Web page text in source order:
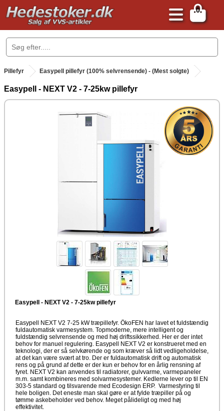
0
.
Pillefyr Easypell pillefyr (100% selvrensende) - (Mest solgte)
Easypell - NEXT V2 - 7-25kw pillefyr
Easypell - NEXT V2 - 7-25kw pillefyr
Easypell NEXT V2 7-25 kW træpillefyr. ÖkoFEN har lavet et fuldstændig
fuldautomatisk varmesystem. Topmoderne, mere intelligent og
fuldstændig selvrensende og med høj driftssikkerhed. Her er der intet
behov for manuel regulering. Easypell NEXT V2 er konstrueret med en
teknologi, der er så selvkørende og som kræver så lidt vedligeholdelse,
at det kan være svært at tro. Der er fuldautomatisk drift og automatisk
rens og på grund af dette er der kun er behov for en årlig rensning af
fyret. NEXT V2 kan anvendes til radiatorer, gulvvarme, varmepaneler
m.m. samt kombineres med solvarmesystemer. Kedlerne lever op til EN
303-5 standard og tilsvarende med Ecodesign ERP. Varmestyring til
hele boligen. Det eneste man skal gøre er at fylde træpiller på og
tømme askebeholder ved behov. Meget pålideligt og med høj
effektivitet.